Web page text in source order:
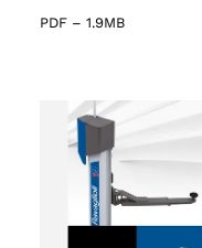
PDF – 1.9MB